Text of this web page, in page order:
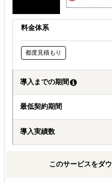
料金体系
都度見積もり
導入までの期間
最低契約期間
導入実績数
このサービスをダ